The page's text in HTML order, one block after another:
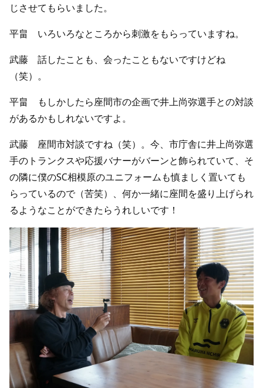
じさせてもらいました。
平畠 いろいろなところから刺激をもらっていますね。
武藤 話したことも、会ったこともないですけどね
（笑）。
平畠 もしかしたら座間市の企画で井上尚弥選手との対談
があるかもしれないですよ。
武藤 座間市対談ですね（笑）。今、市庁舎に井上尚弥選
手のトランクスや応援バナーがバーンと飾られていて、そ
の隣に僕のSC相模原のユニフォームも慎ましく置いても
らっているので（苦笑）、何か一緒に座間を盛り上げられ
るようなことができたらうれしいです！